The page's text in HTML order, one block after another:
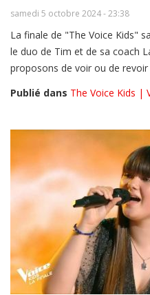
samedi 5 octobre 2024 - 23:38
La finale de "The Voice Kids"
le duo de Tim et de sa coach
proposons de voir ou de
Publié dans The Voice Kids |